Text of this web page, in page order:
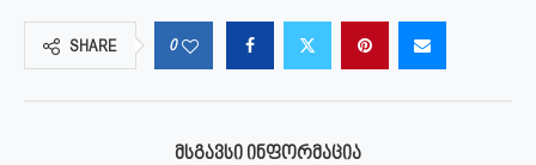
SHARE 0
ᲛᲡᲒᲐᲕᲡᲘ ᲘᲜᲤᲝᲠᲛᲐᲪᲘᲐ